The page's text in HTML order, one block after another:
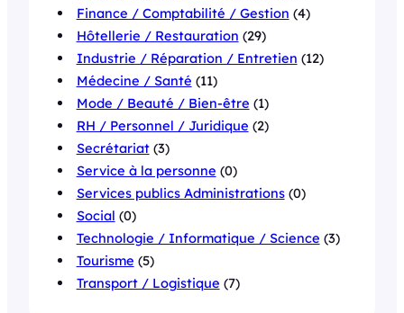
Finance / Comptabilité / Gestion (4)
Hôtellerie / Restauration (29)
Industrie / Réparation / Entretien (12)
Médecine / Santé (11)
Mode / Beauté / Bien-être (1)
RH / Personnel / Juridique (2)
Secrétariat(3)
Service à la personne (0)
Services publics Administrations(0)
Social (0)
Technologie / Informatique / Science (3)
Tourisme (5)
Transport / Logistique (7)